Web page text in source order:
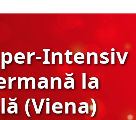
Intensiv
la
(Viena)